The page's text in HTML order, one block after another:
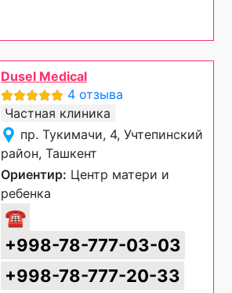
Dusel Medical
4 отзыва
Частная клиника
пр. Тукимачи, 4, Учтепинский
район, Ташкент
Ориентир: Центр матери и
ребенка
☎
+998-78-777-03-03
+998-78-777-20-33